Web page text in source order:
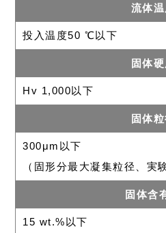
流体温
投入温度50 ℃以下
固体
Hv 1,000以下
固体
300μm以下
（固形分最大凝集粒径、実
固体含
15 wt.%以下